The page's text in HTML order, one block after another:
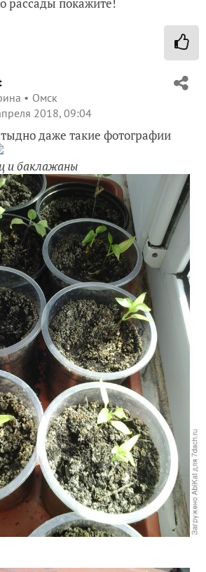
Омск
2018, 09:04
даже такие фотографии
и баклажаны